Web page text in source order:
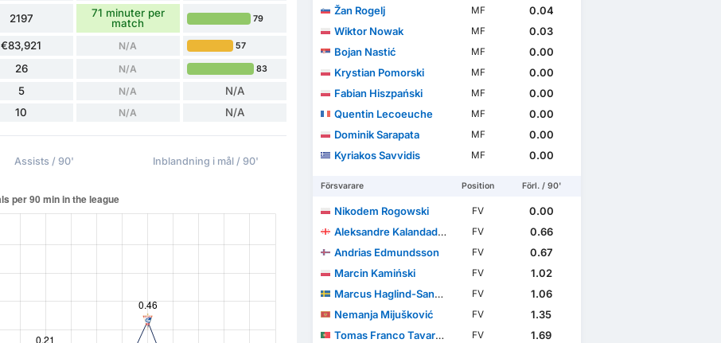
2197
71 minuter per
match
79
€83,921 N/A 57
26 N/A 83
5 N/A N/A
10 N/A N/A
Assists / 90' Inblandning i mål / 90'
Žan Rogelj
MF
0.04
Wiktor Nowak
MF
0.03
Bojan Nastić
MF
0.00
Krystian Pomorski
MF
0.00
Fabian Hiszpański
MF
0.00
Quentin Lecoeuche
MF
0.00
Dominik Sarapata
MF
0.00
Kyriakos Savvidis
MF 0.00
Försvarare Position Förl. / 90'
Nikodem Rogowski FV
0.00
Aleksandre Kalandadze
FV
0.66
Andrias Edmundsson
FV
0.67
Marcin Kamiński
FV
1.02
Marcus Haglind-Sangré
FV
1.06
Nemanja Mijušković
FV
1.35
Tomas Franco Tavares
FV
1.69